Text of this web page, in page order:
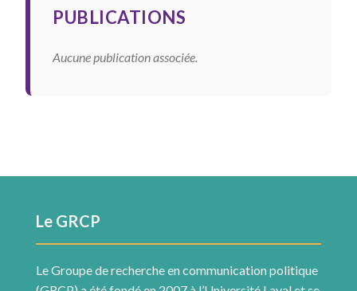
PUBLICATIONS
Aucune publication associée.
Le GRCP
Le Groupe de recherche en communication politique